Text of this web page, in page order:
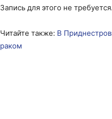
Запись для этого не требуется.
Читайте также: В
раком